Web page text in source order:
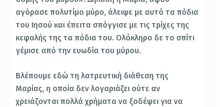
αγόρασε πολυτίμο μύρο, άλειψε με αυτό τα πόδια
του Ιησού και έπειτα σπόγγισε με τις τρίχες της
κεφαλής της τα πόδια του. Ολόκληρο δε το σπίτι
γέμισε από την ευωδία του μύρου.
Βλέπουμε εδώ τη λατρευτική διάθεση της
Μαρίας, η οποία δεν λογαριάζει ούτε αν
χρειάζονται πολλά χρήματα να ξοδέψει για να